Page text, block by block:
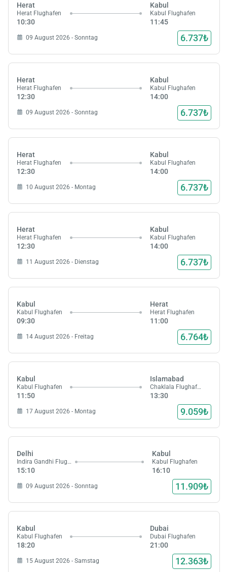
Herat
Herat Flughafen
10:30
Kabul
Kabul Flughafen
11:45
09 August 2026 - Sonntag 6.737₺
Herat
Herat Flughafen
12:30
Kabul
Kabul Flughafen
14:00
09 August 2026 - Sonntag 6.737₺
Herat
Herat Flughafen
12:30
Kabul
Kabul Flughafen
14:00
10 August 2026 - Montag 6.737₺
Herat
Herat Flughafen
12:30
Kabul
Kabul Flughafen
14:00
11 August 2026 - Dienstag 6.737₺
Kabul
Kabul Flughafen
09:30
Herat
Herat Flughafen
11:00
14 August 2026 - Freitag 6.764₺
Kabul
Kabul Flughafen
11:50
Islamabad
Chaklala Flughafen
13:30
17 August 2026 - Montag 9.059₺
Delhi
Indira Gandhi Flughafen
15:10
Kabul
Kabul Flughafen
16:10
09 August 2026 - Sonntag 11.909₺
Kabul
Kabul Flughafen
18:20
Dubai
Dubai Flughafen
21:00
15 August 2026 - Samstag 12.363₺